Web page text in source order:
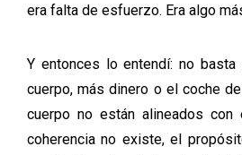
era falta de esfuerzo. Era algo
Y entonces lo entendí: no basta
cuerpo, más dinero o el coche
cuerpo no están alineados con
coherencia no existe, el